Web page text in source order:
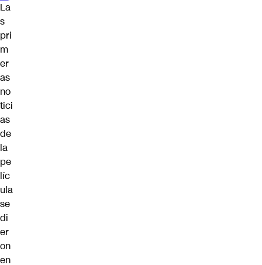
La
s
pri
m
er
as
no
tici
as
de
la
pe
líc
ula
se
di
er
on
en